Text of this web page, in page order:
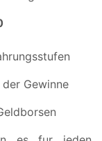
Gewinne